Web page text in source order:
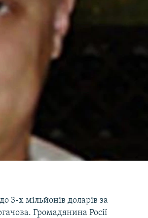
3-х мільйонів доларів за
Громадянина Росії